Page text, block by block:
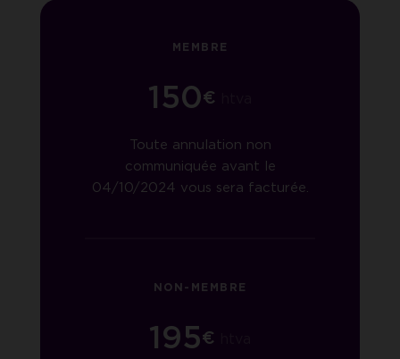
MEMBRE
150€
Toute annulation non
communiquée avant le
04/10/2024 vous sera facturée.
NON-MEMBRE
195€